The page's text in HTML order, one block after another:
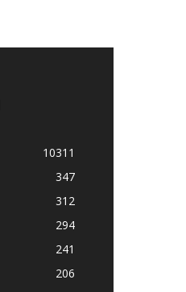
10311
347
312
294
241
206